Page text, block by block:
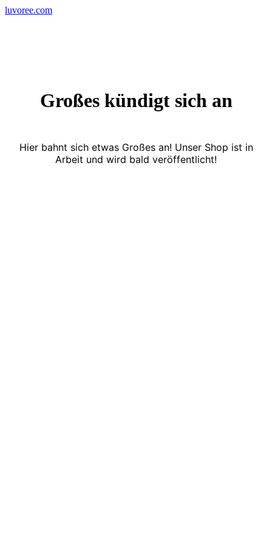
Skip
luvoree.com
Großes kündigt sich an
Hier bahnt sich etwas Großes an! Unser Shop ist in
Arbeit und wird bald veröffentlicht!